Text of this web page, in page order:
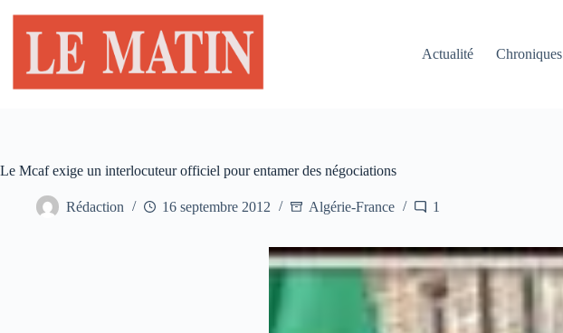
contenu
Actualité
Chroniques
Le Mcaf exige un interlocuteur officiel pour entamer des négociations
Rédaction 16 septembre 2012 Algérie-France 1